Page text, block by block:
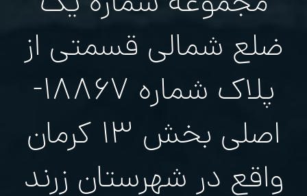
ضلع شمالی قسمتی از
پلاک شماره ۱۸۸۶۷-
اصلی بخش ۱۳ کرمان
واقع در شهرستان زرند